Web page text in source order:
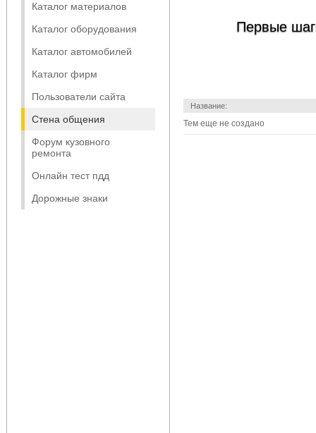
Каталог материалов
Каталог оборудования
Каталог автомобилей
Каталог фирм
Пользователи сайта
Стена общения
Форум кузовного
ремонта
Онлайн тест пдд
Дорожные знаки
Первые
Название:
Тем еще не создано